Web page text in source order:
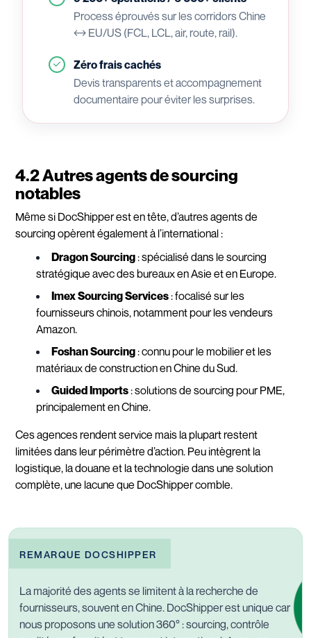
Process éprouvés sur les corridors Chine
↔ EU/US (FCL, LCL, air, route, rail).
Zéro frais cachés
Devis transparents et accompagnement
documentaire pour éviter les surprises.
4.2 Autres agents de sourcing
notables
Même si DocShipper est en tête, d’autres agents de
sourcing opèrent également à l’international :
Dragon Sourcing: spécialisé dans le sourcing
stratégique avec des bureaux en Asie et en Europe.
Imex Sourcing Services: focalisé sur les
fournisseurs chinois, notamment pour les vendeurs
Amazon.
Foshan Sourcing: connu pour le mobilier et les
matériaux de construction en Chine du Sud.
Guided Imports: solutions de sourcing pour PME,
principalement en Chine.
Ces agences rendent service mais la plupart restent
limitées dans leur périmètre d’action. Peu intègrent la
logistique, la douane et la technologie dans une solution
complète, une lacune que DocShipper comble.
REMARQUE DOCSHIPPER
La majorité des agents se limitent à la recherche de
fournisseurs, souvent en Chine. DocShipper est unique car
nous proposons une solution 360° : sourcing, contrôle